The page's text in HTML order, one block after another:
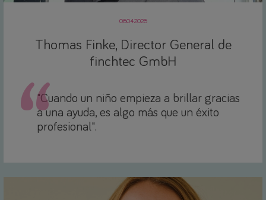
06.04.2026
Thomas Finke, Director General de
finchtec GmbH
"Cuando un niño empieza a brillar gracias
a una ayuda, es algo más que un éxito
profesional".